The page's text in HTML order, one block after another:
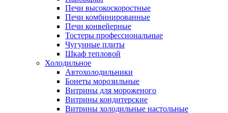
Печи высокоскоростные
Печи комбинированные
Печи конвейерные
Тостеры профессиональные
Чугунные плиты
Шкаф тепловой
Холодильное
Автохолодильники
Бонеты морозильные
Витрины для мороженого
Витрины кондитерские
Витрины холодильные настольные